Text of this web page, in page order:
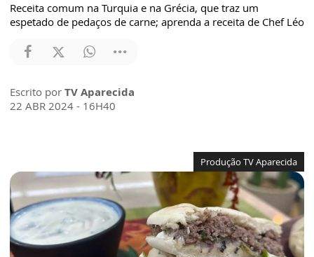
Receita comum na Turquia e na Grécia, que traz um
espetado de pedaços de carne; aprenda a receita de Chef Léo
Escrito por TV Aparecida
22 ABR 2024 - 16H40
Produção TV Aparecida